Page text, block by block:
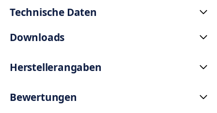
Technische Daten
Downloads
Herstellerangaben
Bewertungen